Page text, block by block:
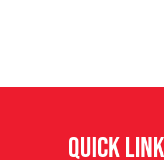
QUICK